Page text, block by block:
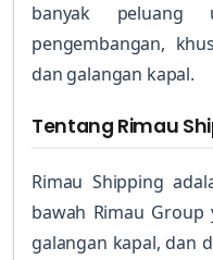
banyak peluang
pengembangan,
dan galangan kapal.
Tentang Rimau
Rimau Shipping
bawah Rimau
galangan kapal, dan